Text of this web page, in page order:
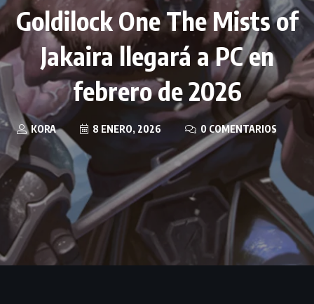
Goldilock One The Mists of
Jakaira llegará a PC en
febrero de 2026
KORA 8 ENERO, 2026 0 COMENTARIOS